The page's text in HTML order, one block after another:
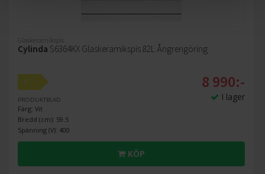
Glaskeramikspis
Cylinda S6364KX Glaskeramikspis 82L Ångrengöring
A
PRODUKTBLAD
Färg: Vit
Bredd (cm): 59.5
Spänning (V): 400
8 990:-
I lager
KÖP